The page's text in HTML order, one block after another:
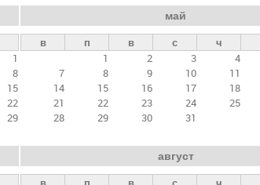
1
8
15
22
29
май
в п в с ч
1
2 3 4
7
8 9 10 11
14
15 16 17 18
21
22 23 24 25
28
29 30 31
август